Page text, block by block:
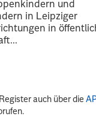
und
in Leipziger
in
auch über die